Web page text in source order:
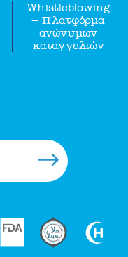
Whistleblowing
– Πλατφόρμα
ανώνυμων
καταγγελιών